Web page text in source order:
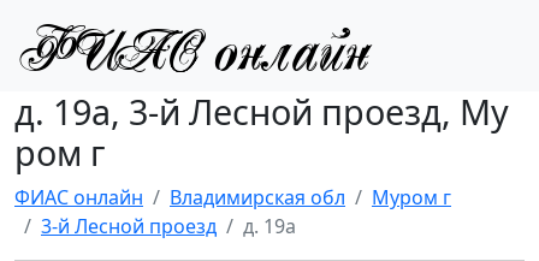
д. 19а, 3-й Лесной проезд, Му
ром г
ФИАС онлайн Владимирская обл
Муром г
3-й Лесной проезд
д. 19а